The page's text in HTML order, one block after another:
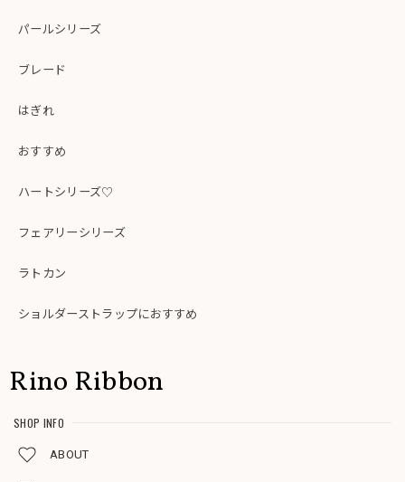
パールシリーズ
ブレード
はぎれ
おすすめ
ハートシリーズ♡
フェアリーシリーズ
ラトカン
ショルダーストラップにおすすめ
Rino Ribbon
SHOP INFO
ABOUT